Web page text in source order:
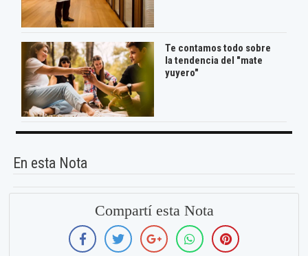
Te contamos todo sobre
la tendencia del "mate
yuyero"
En esta Nota
Compartí esta Nota